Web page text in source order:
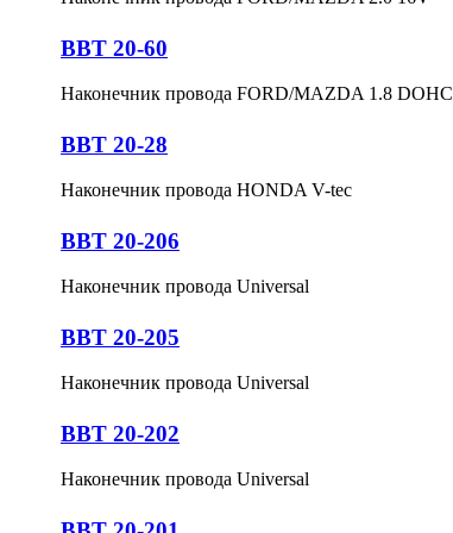
BBT 20-60
Наконечник провода FORD/MAZDA 1.8 DOHC
BBT 20-28
Наконечник провода HONDA V-tec
BBT 20-206
Наконечник провода Universal
BBT 20-205
Наконечник провода Universal
BBT 20-202
Наконечник провода Universal